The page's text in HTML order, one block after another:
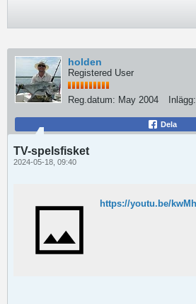
holden
Registered User
Reg.datum: May 2004 Inlägg:
Dela
TV-spelsfisket
2024-05-18, 09:40